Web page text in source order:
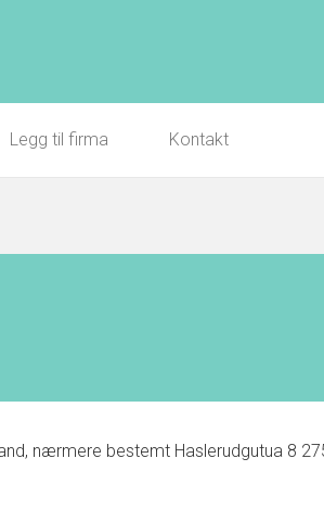
Legg til firma Kontakt
nærmere bestemt Haslerudgutua 8